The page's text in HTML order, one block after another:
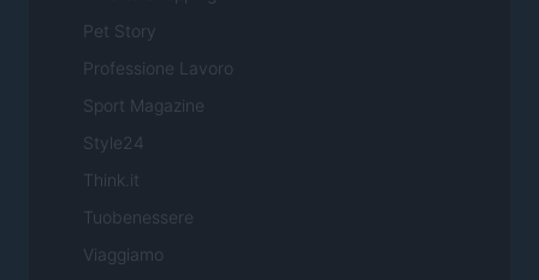
Pet Story
Professione Lavoro
Sport Magazine
Style24
Think.it
Tuobenessere
Viaggiamo